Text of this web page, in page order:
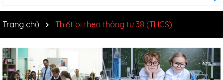
Trang chủ Thiết bị theo thông tư 38 (THCS)